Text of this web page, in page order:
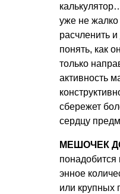
уже не жалко
расчленить
понять, как
только
активность
сбережет
сердцу
МЕШОЧЕК
энное
или крупных